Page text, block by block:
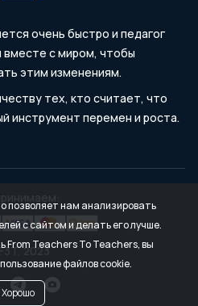
очень быстро и педагог
с миром, чтобы
этим изменениям.
тех, кто считает, что
инструмент перемен и роста.
2023
позволяет нам анализировать
с сайтом и делать его лучше.
From Teachers To Teachers, вы
файлов cookie.
Хорошо